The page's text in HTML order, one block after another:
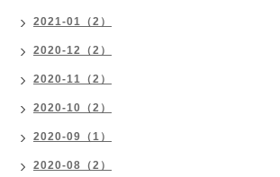
2021-01（2）
2020-12（2）
2020-11（2）
2020-10（2）
2020-09（1）
2020-08（2）